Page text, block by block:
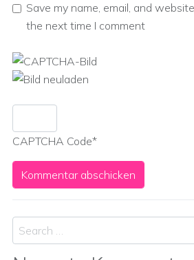
Save my name, email, and
the next time I comment
CAPTCHA Code*
Search